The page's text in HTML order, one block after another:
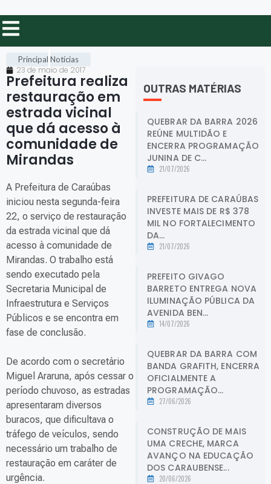
Principal Notícias
23 de maio de 2017
Prefeitura realiza
restauração em
estrada vicinal
que dá acesso à
comunidade de
Mirandas
A Prefeitura de Caraúbas
iniciou nesta segunda-feira
22, o serviço de restauração
da estrada vicinal que dá
acesso à comunidade de
Mirandas. O trabalho está
sendo executado pela
Secretaria Municipal de
Infraestrutura e Serviços
Públicos e se encontra em
fase de conclusão.
De acordo com o secretário
Miguel Araruna, após cessar o
período chuvoso, as estradas
apresentaram diversos
buracos, que dificultava o
tráfego de veículos, sendo
necessário um trabalho de
restauração em caráter de
urgência.
OUTRAS MATÉRIAS
QUEBRAR DA BARRA 2026
REÚNE MULTIDÃO E
ENCERRA PROGRAMAÇÃO
JUNINA DE C...
21/07/2026
PREFEITURA DE CARAÚBAS
INVESTE MAIS DE R$ 378
MIL NO FORTALECIMENTO
DA...
21/07/2026
PREFEITO GIVAGO
BARRETO ENTREGA NOVA
ILUMINAÇÃO PÚBLICA DA
AVENIDA BEN...
14/07/2026
QUEBRAR DA BARRA COM
BANDA GRAFITH, ENCERRA
OFICIALMENTE A
PROGRAMAÇÃO...
27/06/2026
CONSTRUÇÃO DE MAIS
UMA CRECHE, MARCA
AVANÇO NA EDUCAÇÃO
DOS CARAUBENSE...
20/06/2026